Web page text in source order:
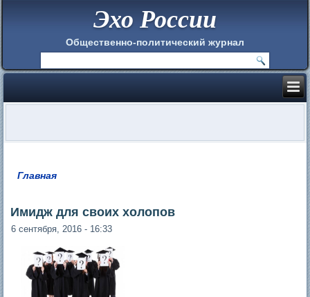
Эхо России
Общественно-политический журнал
Главная
Имидж для своих холопов
6 сентября, 2016 - 16:33